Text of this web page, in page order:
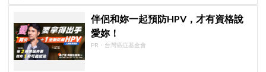
伴侶和妳一起預防HPV，才有資格說
愛妳！
PR・台灣癌症基金會